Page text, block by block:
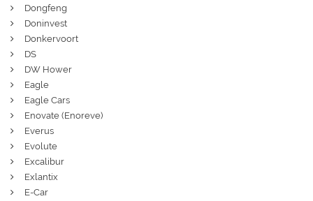
Dongfeng
Doninvest
Donkervoort
DS
DW Hower
Eagle
Eagle Cars
Enovate (Enoreve)
Everus
Evolute
Excalibur
Exlantix
E-Car